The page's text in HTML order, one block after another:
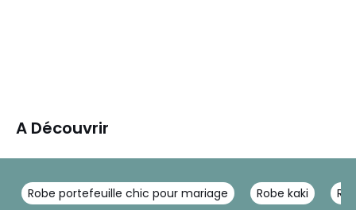
A Découvrir
Robe portefeuille chic pour mariage Robe kaki